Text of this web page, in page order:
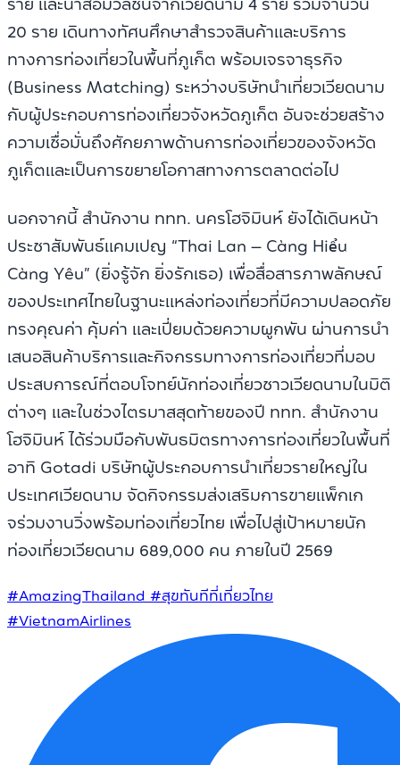
20 ราย เดินทางทัศนศึกษาสำรวจสินค้าและบริการ
ทางการท่องเที่ยวในพื้นที่ภูเก็ต พร้อมเจรจาธุรกิจ
(Business Matching) ระหว่างบริษัทนำเที่ยวเวียดนาม
กับผู้ประกอบการท่องเที่ยวจังหวัดภูเก็ต อันจะช่วยสร้าง
ความเชื่อมั่นถึงศักยภาพด้านการท่องเที่ยวของจังหวัด
ภูเก็ตและเป็นการขยายโอกาสทางการตลาดต่อไป
นอกจากนี้ สำนักงาน ททท. นครโฮจิมินห์ ยังได้เดินหน้า
ประชาสัมพันธ์แคมเปญ “Thai Lan – Càng Hiểu
Càng Yêu” (ยิ่งรู้จัก ยิ่งรักเธอ) เพื่อสื่อสารภาพลักษณ์
ของประเทศไทยในฐานะแหล่งท่องเที่ยวที่มีความปลอดภัย
ทรงคุณค่า คุ้มค่า และเปี่ยมด้วยความผูกพัน ผ่านการนำ
เสนอสินค้าบริการและกิจกรรมทางการท่องเที่ยวที่มอบ
ประสบการณ์ที่ตอบโจทย์นักท่องเที่ยวชาวเวียดนามในมิติ
ต่างๆ และในช่วงไตรมาสสุดท้ายของปี ททท. สำนักงาน
โฮจิมินห์ ได้ร่วมมือกับพันธมิตรทางการท่องเที่ยวในพื้นที่
อาทิ Gotadi บริษัทผู้ประกอบการนำเที่ยวรายใหญ่ใน
ประเทศเวียดนาม จัดกิจกรรมส่งเสริมการขายแพ็กเก
จร่วมงานวิ่งพร้อมท่องเที่ยวไทย เพื่อไปสู่เป้าหมายนัก
ท่องเที่ยวเวียดนาม 689,000 คน ภายในปี 2569
#AmazingThailand#สุขทันทีที่เที่ยวไทย
#VietnamAirlines